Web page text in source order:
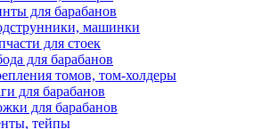
для барабанов
машинки
для стоек
для барабанов
томов, том-холдеры
для барабанов
для барабанов
тейпы